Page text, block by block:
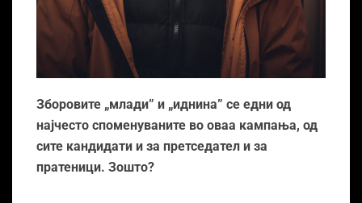
Зборовите „млади” и „иднина” се едни од
најчесто споменуваните во оваа кампања, од
сите кандидати и за претседател и за
пратеници. Зошто?